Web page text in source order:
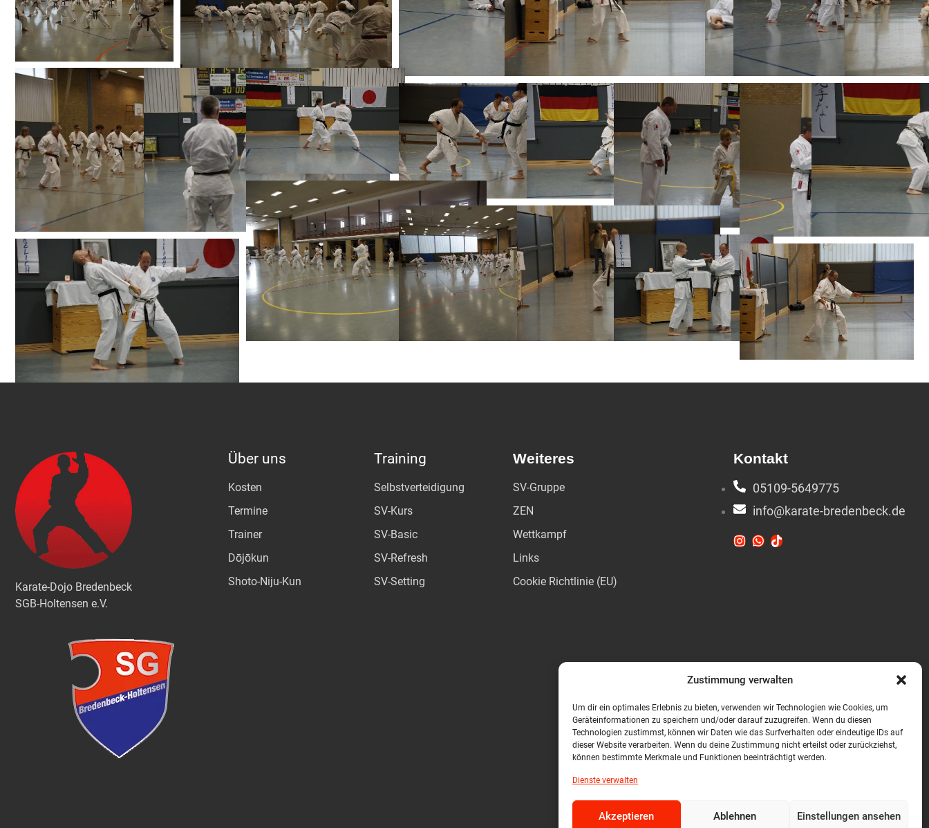
Zustimmung verwalten
Um dir ein optimales Erlebnis zu bieten, verwenden wir Technologien wie Cookies, um
Geräteinformationen zu speichern und/oder darauf zuzugreifen. Wenn du diesen
Technologien zustimmst, können wir Daten wie das Surfverhalten oder eindeutige IDs auf
dieser Website verarbeiten. Wenn du deine Zustimmung nicht erteilst oder zurückziehst,
können bestimmte Merkmale und Funktionen beeinträchtigt werden.
Dienste verwalten
Akzeptieren Ablehnen Einstellungen ansehen
Karate-Dojo Bredenbeck
SGB-Holtensen e.V.
Über uns
Kosten
Termine
Trainer
Dōjōkun
Shoto-Niju-Kun
Training
Selbstverteidigung
SV-Kurs
SV-Basic
SV-Refresh
SV-Setting
Weiteres
SV-Gruppe
ZEN
Wettkampf
Links
Cookie Richtlinie (EU)
Kontakt
05109-5649775
info@karate-bredenbeck.de